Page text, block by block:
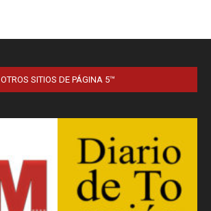
OTROS SITIOS DE PÁGINA 5™